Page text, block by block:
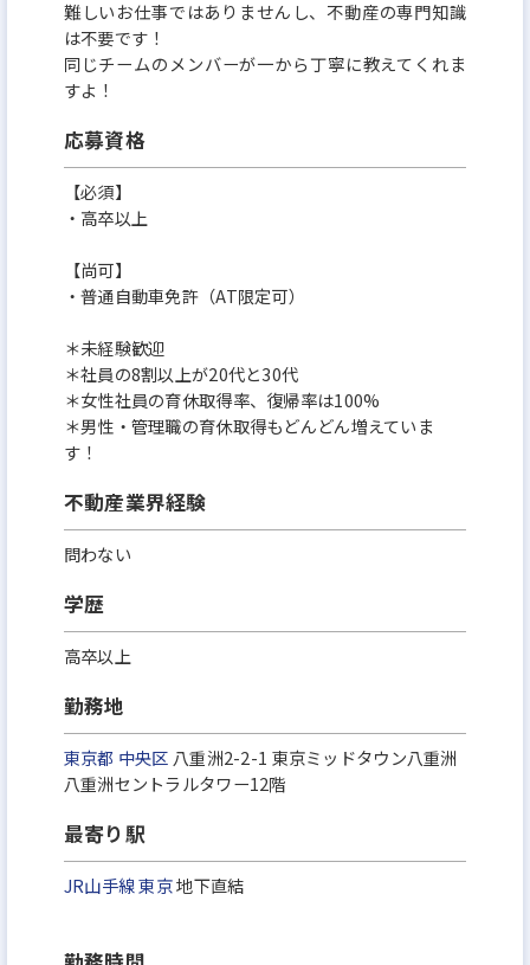
難しいお仕事ではありませんし、不動産の専門知識
は不要です！
同じチームのメンバーが一から丁寧に教えてくれま
すよ！
応募資格
【必須】
・高卒以上
【尚可】
・普通自動車免許（AT限定可）
＊未経験歓迎
＊社員の8割以上が20代と30代
＊女性社員の育休取得率、復帰率は100%
＊男性・管理職の育休取得もどんどん増えていま
す！
不動産業界経験
問わない
学歴
高卒以上
勤務地
東京都 中央区 八重洲2-2-1 東京ミッドタウン八重洲
八重洲セントラルタワー12階
最寄り駅
JR山手線東京地下直結